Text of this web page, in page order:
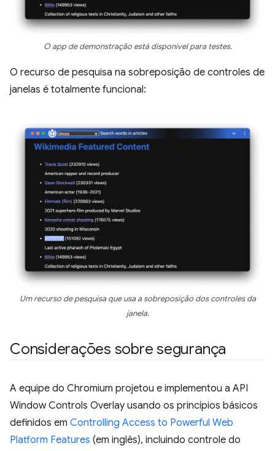
O app de demonstração está disponível para testes.
O recurso de pesquisa na sobreposição de controles de
janelas é totalmente funcional:
Um recurso de pesquisa que usa a sobreposição dos controles da
janela.
Considerações sobre segurança
A equipe do Chromium projetou e implementou a API
Window Controls Overlay usando os princípios básicos
definidos em Controlling Access to Powerful Web
Platform Features (em inglês), incluindo controle do